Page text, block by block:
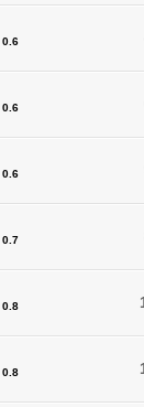
0.6
0.6
0.6
0.7
0.8
0.8